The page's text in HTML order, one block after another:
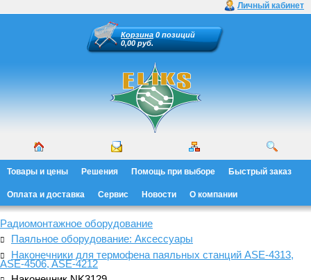
Личный кабинет
Корзина 0 позиций
0,00 руб.
Товары и цены Решения Помощь при выборе Быстрый заказ
Оплата и доставка Сервис Новости О компании
Радиомонтажное оборудование
Паяльное оборудование: Аксессуары
Наконечники для термофена паяльных станций ASE-4313,
ASE-4506, ASE-4212